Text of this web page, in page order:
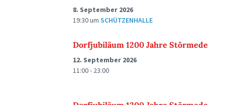
8. September 2026
19:30um SCHÜTZENHALLE
Dorfjubiläum 1200 Jahre Störmede
12. September 2026
11:00 - 23:00